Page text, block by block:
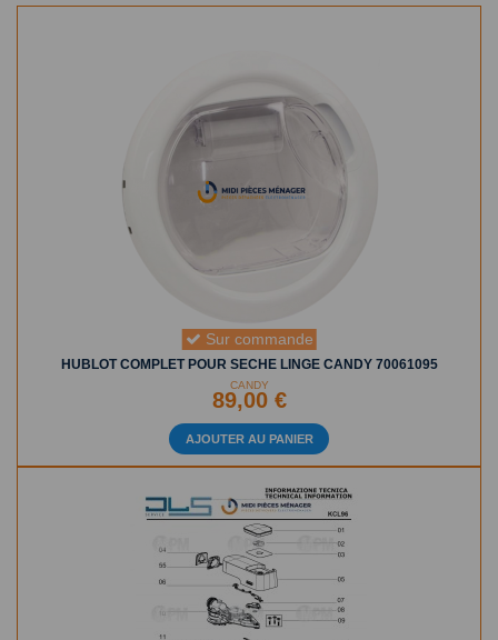
Sur commande
HUBLOT COMPLET POUR SECHE LINGE CANDY 70061095
CANDY
89,00 €
AJOUTER AU PANIER